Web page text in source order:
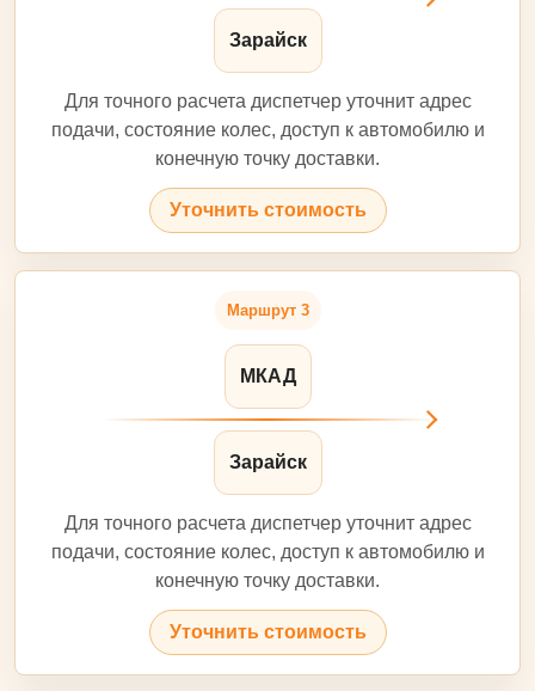
Зарайск
Для точного расчета диспетчер уточнит адрес
подачи, состояние колес, доступ к автомобилю и
конечную точку доставки.
Уточнить стоимость
Маршрут 3
МКАД
Зарайск
Для точного расчета диспетчер уточнит адрес
подачи, состояние колес, доступ к автомобилю и
конечную точку доставки.
Уточнить стоимость